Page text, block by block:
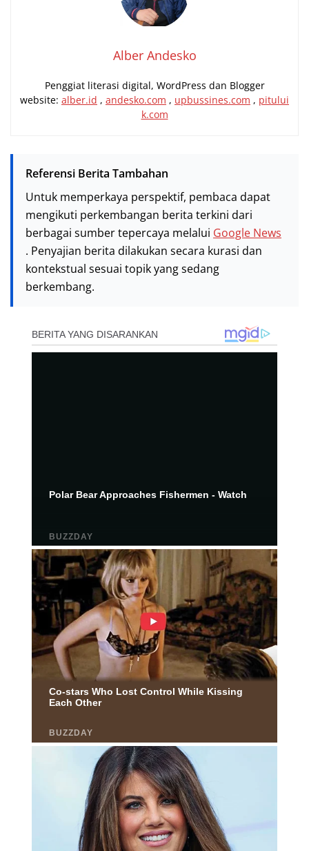
Alber Andesko
Penggiat literasi digital, WordPress dan Blogger
website: alber.id , andesko.com , upbussines.com , pitului
k.com
Referensi Berita Tambahan
Untuk memperkaya perspektif, pembaca dapat
mengikuti perkembangan berita terkini dari
berbagai sumber tepercaya melalui Google News
. Penyajian berita dilakukan secara kurasi dan
kontekstual sesuai topik yang sedang
berkembang.